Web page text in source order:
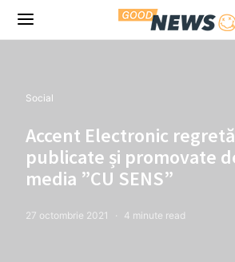
Social
Accent Electronic
publicate și promovate
media ”CU SENS”
27 octombrie 2021 4 minute read